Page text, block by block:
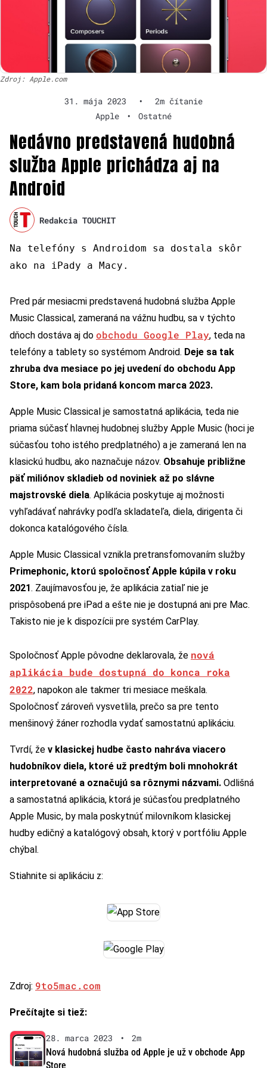
Zdroj: Apple.com
31. mája 2023 •
2m čítanie
Apple
• Ostatné
Nedávno predstavená hudobná
služba Apple prichádza aj na
Android
Redakcia TOUCHIT
Na telefóny s Androidom sa dostala skôr
ako na iPady a Macy.
Pred pár mesiacmi predstavená hudobná služba Apple
Music Classical, zameraná na vážnu hudbu, sa v týchto
dňoch dostáva aj do obchodu Google Play, teda na
telefóny a tablety so systémom Android. Deje sa tak
zhruba dva mesiace po jej uvedení do obchodu App
Store, kam bola pridaná koncom marca 2023.
Apple Music Classical je samostatná aplikácia, teda nie
priama súčasť hlavnej hudobnej služby Apple Music (hoci je
súčasťou toho istého predplatného) a je zameraná len na
klasickú hudbu, ako naznačuje názov. Obsahuje približne
päť miliónov skladieb od noviniek až po slávne
majstrovské diela. Aplikácia poskytuje aj možnosti
vyhľadávať nahrávky podľa skladateľa, diela, dirigenta či
dokonca katalógového čísla.
Apple Music Classical vznikla pretransfomovaním služby
Primephonic, ktorú spoločnosť Apple kúpila v roku
2021. Zaujímavosťou je, že aplikácia zatiaľ nie je
prispôsobená pre iPad a ešte nie je dostupná ani pre Mac.
Takisto nie je k dispozícii pre systém CarPlay.
Spoločnosť Apple pôvodne deklarovala, že nová
aplikácia bude dostupná do konca roka
2022, napokon ale takmer tri mesiace meškala.
Spoločnosť zároveň vysvetlila, prečo sa pre tento
menšinový žáner rozhodla vydať samostatnú aplikáciu.
Tvrdí, že v klasickej hudbe často nahráva viacero
hudobníkov diela, ktoré už predtým boli mnohokrát
interpretované a označujú sa rôznymi názvami. Odlišná
a samostatná aplikácia, ktorá je súčasťou predplatného
Apple Music, by mala poskytnúť milovníkom klasickej
hudby edičný a katalógový obsah, ktorý v portfóliu Apple
chýbal.
Stiahnite si aplikáciu z:
Zdroj: 9to5mac.com
Prečítajte si tiež:
28. marca 2023 •
2m
Nová hudobná služba od Apple je už v obchode App
Store